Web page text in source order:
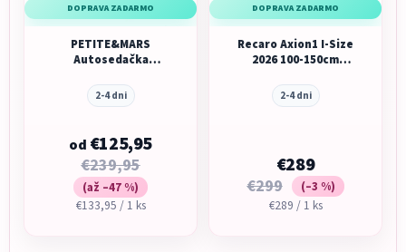
DOPRAVA ZADARMO
PETITE&MARS
Autosedačka
360°
2-4 dni
od €125,95
€239,95
(až –47 %)
Jednotková
€133,95 / 1 ks
DOPRAVA ZADARMO
Recaro Axion1 I-Size
2026 100-150cm
2-4 dni
€289
€299
(–3 %)
Jednotková
€289 / 1 ks